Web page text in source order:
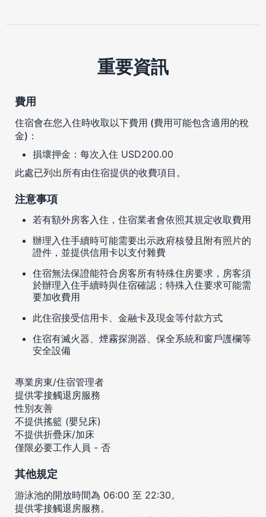
重要資訊
費用
住宿會在您入住時收取以下費用 (費用可能包含適用的稅
金)：
損壞押金：每次入住 USD200.00
此處已列出所有由住宿提供的收費項目。
注意事項
若有額外房客入住，住宿業者會依照其規定收取費用
辦理入住手續時可能需要出示政府核發且附有照片的
證件，並提供信用卡以支付雜費
住宿無法保證能符合房客所有特殊住房要求，房客須
於辦理入住手續時與住宿確認；特殊入住要求可能需
要加收費用
此住宿接受信用卡、金融卡及現金等付款方式
住宿有滅火器、煙霧探測器、保全系統和窗戶護欄等
安全設備
專業房東/住宿管理者
提供零接觸退房服務
性別友善
不提供搖籃 (嬰兒床)
不提供折疊床/加床
僅限必要工作人員 - 否
其他規定
游泳池的開放時間為 06:00 至 22:30。
提供零接觸退房服務。